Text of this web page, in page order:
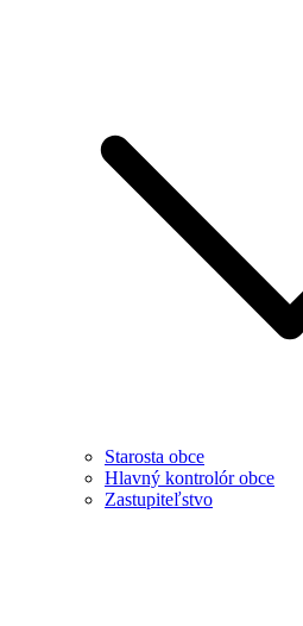
Starosta obce
Hlavný kontrolór obce
Zastupiteľstvo